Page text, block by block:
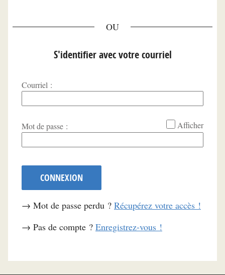
S'identifier avec votre courriel
Courriel :
Mot de passe : Afficher
CONNEXION
→ Mot de passe perdu ? Récupérez votre accès !
→ Pas de compte ? Enregistrez-vous !